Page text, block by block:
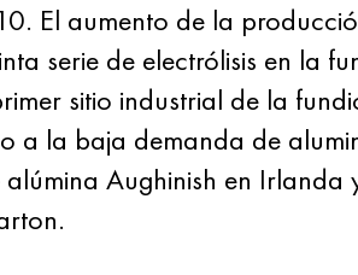
El aumento de la
serie de electrólisis en la
sitio industrial de la
a la baja demanda de
Aughinish en